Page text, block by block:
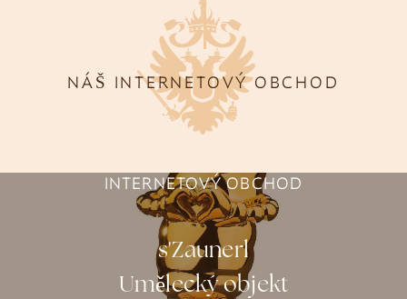
NÁŠ INTERNETOVÝ OBCHOD
INTERNETOVÝ OBCHOD
s'Zaunerl
Umělecký objekt